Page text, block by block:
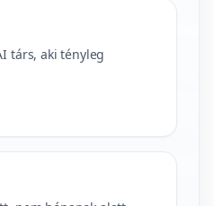
társ, aki tényleg